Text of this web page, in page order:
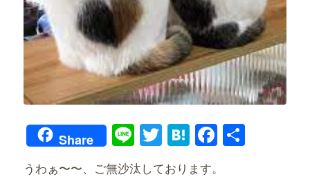
Share LineTwitter
Hatena共
うわぁ〜〜、ご無沙汰しております。